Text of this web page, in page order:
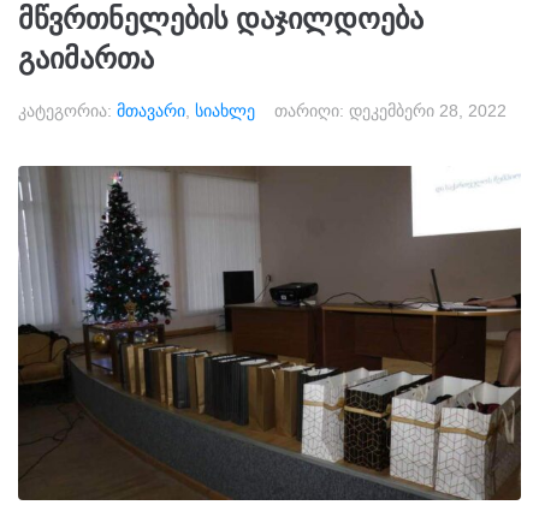
მწვრთნელების დაჯილდოება
გაიმართა
კატეგორია: მთავარი სიახლე თარიღი: დეკემბერი 28, 2022